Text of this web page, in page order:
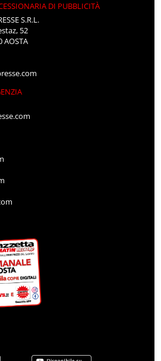
DI PUBBLICITÀ
S.R.L.
52
AOSTA